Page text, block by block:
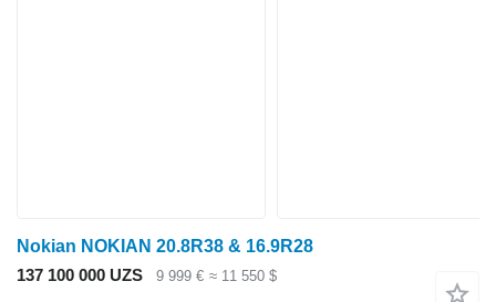
Nokian NOKIAN 20.8R38 & 16.9R28
137 100 000 UZS
9 999 € ≈ 11 550 $